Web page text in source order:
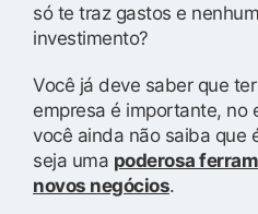
só te traz gastos e
investimento?
Você já deve saber que
empresa é importante, no
você ainda não saiba que
seja uma poderosa
novos negócios.